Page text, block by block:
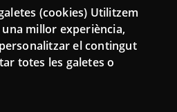
(cookies) Utilitzem
millor experiència,
el contingut
totes les galetes o